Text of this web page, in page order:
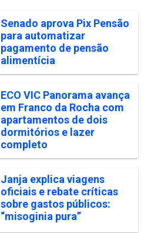
Senado aprova Pix Pensão
para automatizar
pagamento de pensão
alimentícia
ECO VIC Panorama avança
em Franco da Rocha com
apartamentos de dois
dormitórios e lazer
completo
Janja explica viagens
oficiais e rebate críticas
sobre gastos públicos:
“misoginia pura”